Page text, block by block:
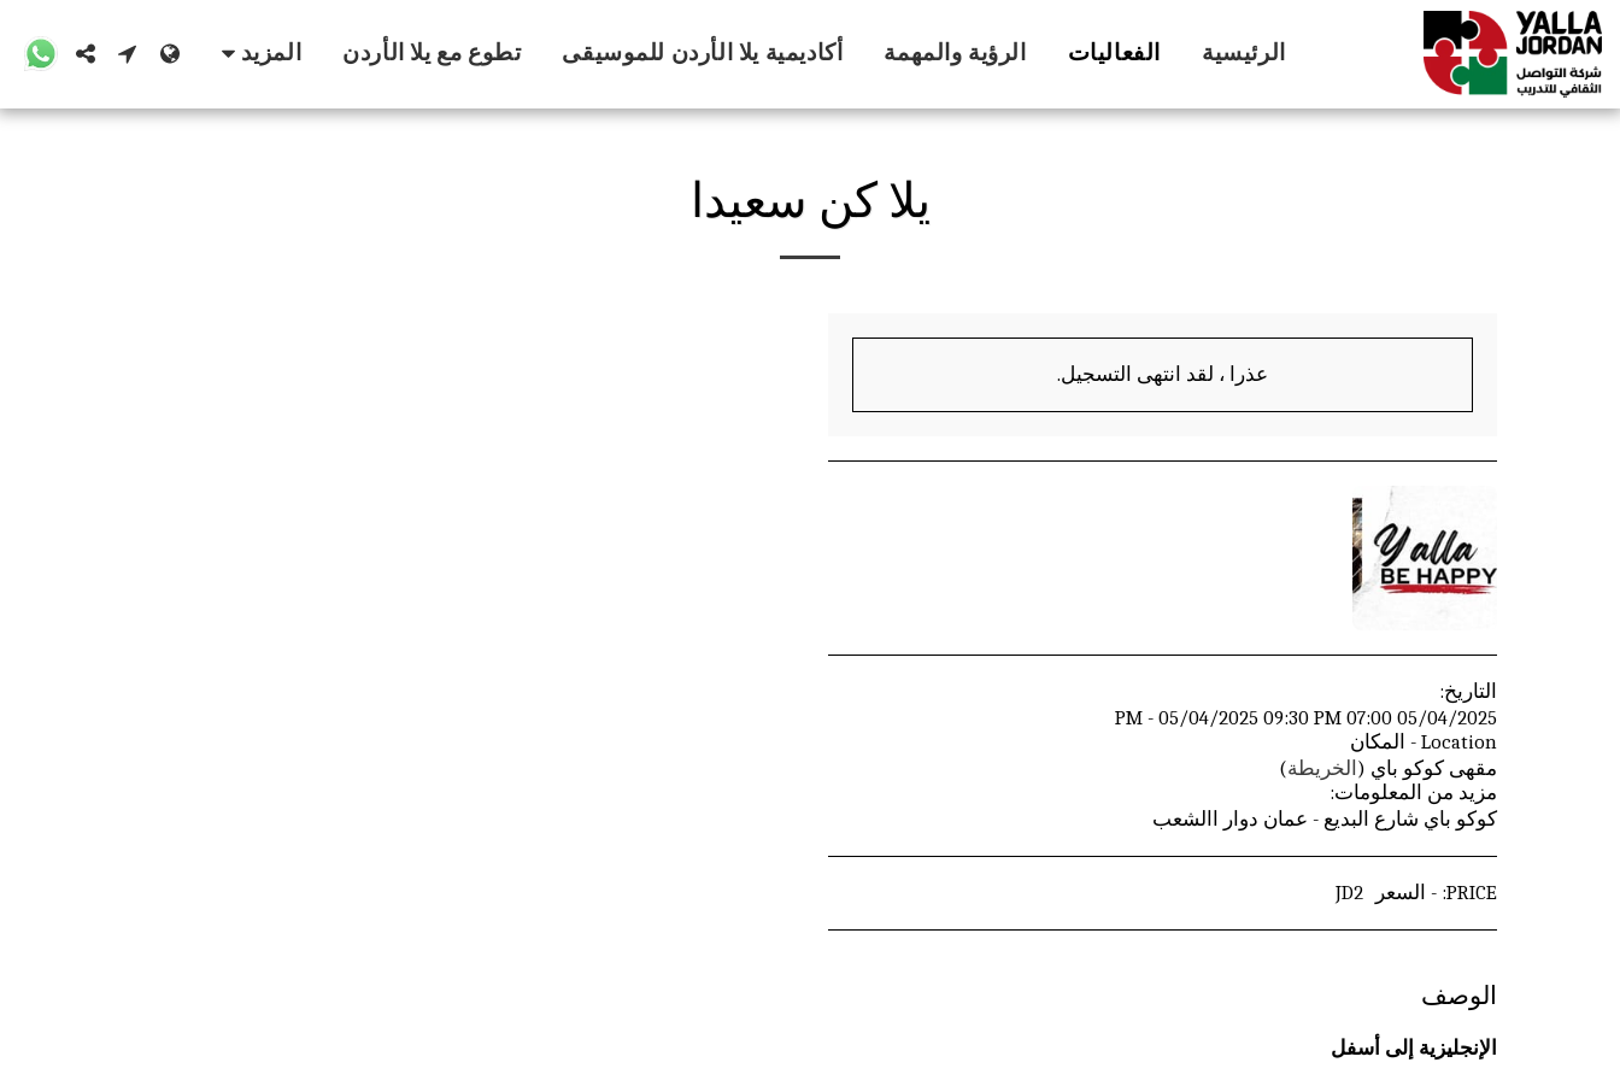
الرئيسية الفعاليات الرؤية والمهمة أكاديمية يلا الأردن للموسيقى تطوع مع يلا الأردن المزيد
يلا كن سعيدا
عذرا ، لقد انتهى التسجيل.
التاريخ:
05/04/2025 07:00 PM - 05/04/2025 09:30 PM
Location - المكان
مقهى كوكو باي ( الخريطة)
مزيد من المعلومات:
كوكو باي شارع البديع - عمان دوار االشعب
PRICE: - السعر JD2
الوصف
الإنجليزية إلى أسفل